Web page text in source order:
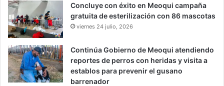
Concluye con éxito en Meoqui campaña
gratuita de esterilización con 86 mascotas
viernes 24 julio, 2026
Continúa Gobierno de Meoqui atendiendo
reportes de perros con heridas y visita a
establos para prevenir el gusano
barrenador